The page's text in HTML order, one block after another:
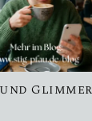
Glimmer